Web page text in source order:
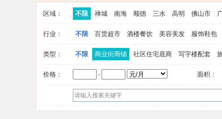
区域： 不限 禅城 南海 顺德 三水 高明 佛山市
行业： 不限 百货超市 酒楼餐饮 美容美发 服饰鞋包
类型： 不限 商业街商铺 社区住宅底商 写字楼配套
价格： - 面积：